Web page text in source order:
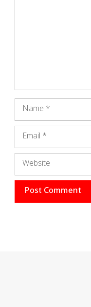
Name
Email
Website